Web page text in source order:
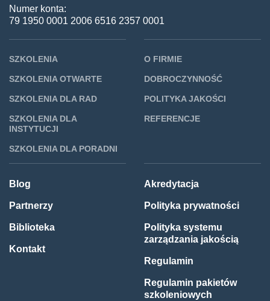
Numer konta:
79 1950 0001 2006 6516 2357 0001
SZKOLENIA
SZKOLENIA OTWARTE
SZKOLENIA DLA RAD
SZKOLENIA DLA
INSTYTUCJI
SZKOLENIA DLA PORADNI
O FIRMIE
DOBROCZYNNOŚĆ
POLITYKA JAKOŚCI
REFERENCJE
Blog
Partnerzy
Biblioteka
Kontakt
Akredytacja
Polityka prywatności
Polityka systemu
zarządzania jakością
Regulamin
Regulamin pakietów
szkoleniowych